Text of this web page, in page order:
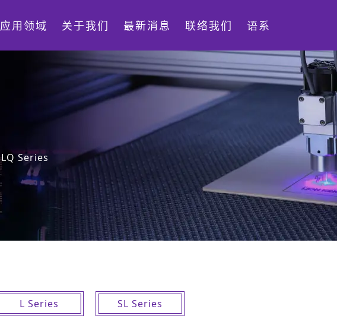
应用领域 关于我们 最新消息 联络我们 语系
LQ Series
L Series SL Series